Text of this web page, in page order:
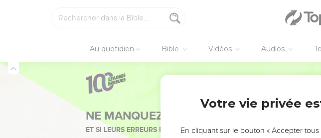
Au quotidien Bible Vidéos Audios
NE MANQUEZ PAS L’ÉVÉNEMENT DE
ET SI LEURS ERREURS POUVAIENT VOUS ÉVITER LES VOTRES ?
Votre vie privée
En cliquant sur le bouton « Accepter